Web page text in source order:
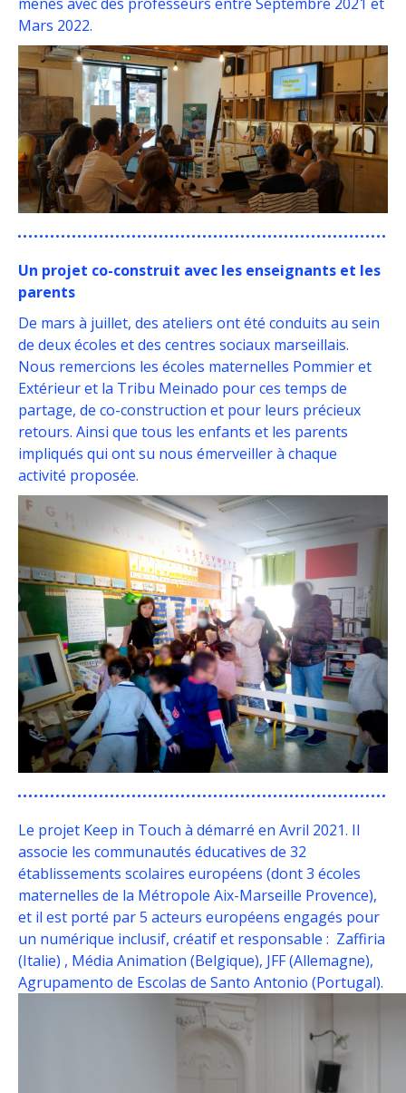
Mars 2022.
Un projet co-construit avec les enseignants et les
parents
De mars à juillet, des ateliers ont été conduits au sein
de deux écoles et des centres sociaux marseillais.
Nous remercions les écoles maternelles Pommier et
Extérieur et la Tribu Meinado pour ces temps de
partage, de co-construction et pour leurs précieux
retours. Ainsi que tous les enfants et les parents
impliqués qui ont su nous émerveiller à chaque
activité proposée.
Le projet Keep in Touch à démarré en Avril 2021. Il
associe les communautés éducatives de 32
établissements scolaires européens (dont 3 écoles
maternelles de la Métropole Aix-Marseille Provence),
et il est porté par 5 acteurs européens engagés pour
un numérique inclusif, créatif et responsable : Zaffiria
(Italie) , Média Animation (Belgique), JFF(Allemagne),
Agrupamento de Escolas de Santo Antonio (Portugal).